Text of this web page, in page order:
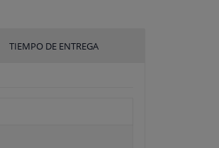
TIEMPO DE ENTREGA